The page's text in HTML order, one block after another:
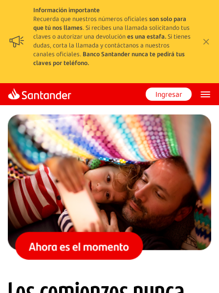
Información importante
Recuerda que nuestros números oficiales son solo para
que tú nos llames. Si recibes una llamada solicitando tus
claves o autorizar una devoluciónes una estafa.Si tienes
dudas, corta la llamada y contáctanos a nuestros
canales oficiales. Banco Santander nunca te pedirá tus
claves por teléfono.
Ingresar